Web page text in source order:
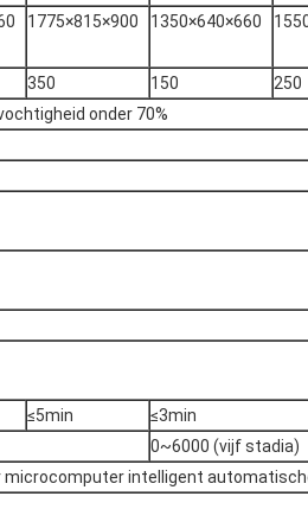
1775×815×900 1350×640×660
350 150 250
onder 70%
≤5min ≤3min
0~6000 (vijf stadia)
microcomputer intelligent